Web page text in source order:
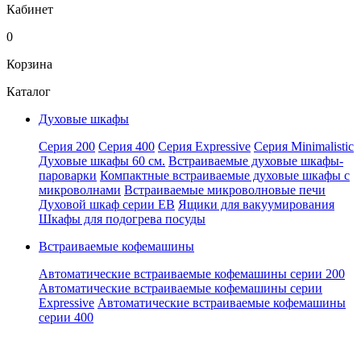
Кабинет
0
Корзина
Каталог
Духовые шкафы
Серия 200 Серия 400 Серия Expressive Серия Minimalistic
Духовые шкафы 60 см. Встраиваемые духовые шкафы-
пароварки Компактные встраиваемые духовые шкафы с
микроволнами Встраиваемые микроволновые печи
Духовой шкаф серии EB Ящики для вакуумирования
Шкафы для подогрева посуды
Встраиваемые кофемашины
Автоматические встраиваемые кофемашины серии 200
Автоматические встраиваемые кофемашины серии
Expressive Автоматические встраиваемые кофемашины
серии 400